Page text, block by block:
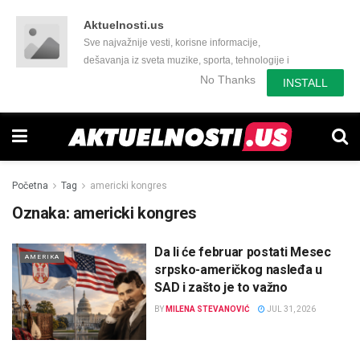
Aktuelnosti.us
Sve najvažnije vesti, korisne informacije,
dešavanja iz sveta muzike, sporta, tehnologije i
još mnogo toga zanimljivog.No Thanks INSTALL
Početna Tag americki kongres
Oznaka: americki kongres
AMERIKA
Da li će februar postati Mesec
srpsko-američkog nasleđa u
SAD i zašto je to važno
BY MILENA STEVANOVIĆ JUL 31, 2026